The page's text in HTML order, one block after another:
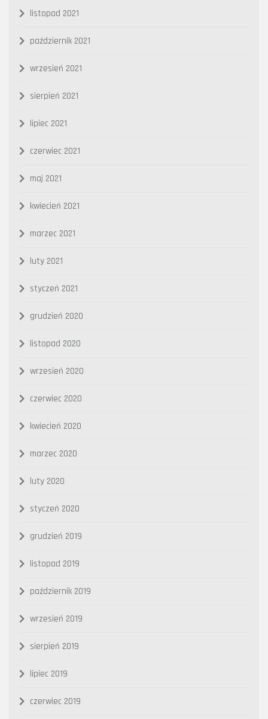
listopad 2021
październik 2021
wrzesień 2021
sierpień 2021
lipiec 2021
czerwiec 2021
maj 2021
kwiecień 2021
marzec 2021
luty 2021
styczeń 2021
grudzień 2020
listopad 2020
wrzesień 2020
czerwiec 2020
kwiecień 2020
marzec 2020
luty 2020
styczeń 2020
grudzień 2019
listopad 2019
październik 2019
wrzesień 2019
sierpień 2019
lipiec 2019
czerwiec 2019